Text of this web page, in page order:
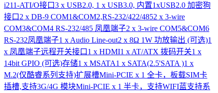
i211-ATI/O接口3 x USB2.0, 1 x USB3.0, 内置1xUSB2.0 加密狗
接口2 x DB-9 COM1&COM2,RS-232/422/4852 x 3-wire
COM3&COM4 RS-232/485 凤凰端子2 x 3-wire COM5&COM6
RS-232凤凰端子1 x Audio Line-out2 x 8Ω 1W 功放输出 (可选)1
x 凤凰端子远程开关接口1 x HDMI1 x AT/ATX 拨码开关1 x
14bit GPIO (可选)存储1 x MSATA1 x SATA(2.5'SATA )1 x
M.2(仅酷睿系列支持)扩展槽Mini-PCIE x 1 全卡，板载SIM卡
插槽,支持3G/4G 模块Mini-PCIE x 1 半卡，支持WIFI蓝支持系